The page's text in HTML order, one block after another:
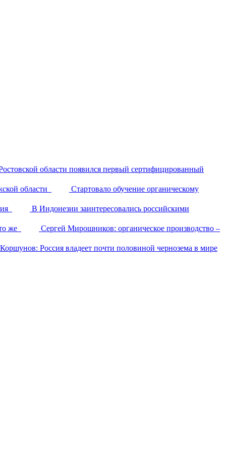
области появился первый сертифицированный
области Стартовало обучение органическому
В Индонезии заинтересовались российскими
же Сергей Мирошников: органическое производство –
Россия владеет почти половиной чернозема в мире